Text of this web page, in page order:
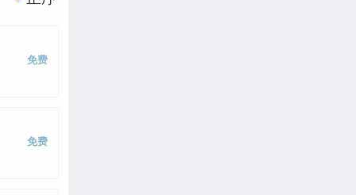
免费
免费